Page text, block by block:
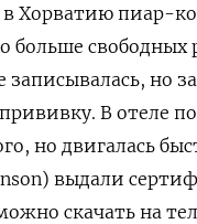
Хорватию пиар-
больше
но
В отеле
но двигалась
) выдали
скачать на